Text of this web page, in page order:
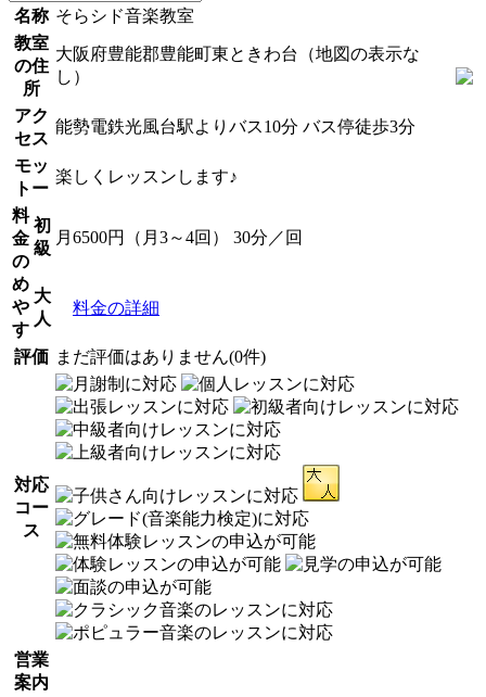
名称 そらシド音楽教室
教室
の住
所
大阪府豊能郡豊能町東ときわ台（地図の表示な
し）
アク
セス
能勢電鉄光風台駅よりバス10分 バス停徒歩3分
モッ
トー
楽しくレッスンします♪
料
金
の
め
や
す
初
級
月6500円（月3～4回） 30分／回
大
人
料金の詳細
評価 まだ評価はありません(0件)
対応
コー
ス
営業
案内